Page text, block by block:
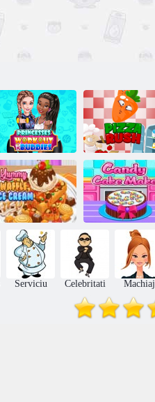
Elsa și Tiana
Amicii
antrenament
Pizza Rush
Înghețată de
waffle cu
napolitane
Prăjitură de
prăjituri cu
bomboane
Serviciu Celebritati Machiaj